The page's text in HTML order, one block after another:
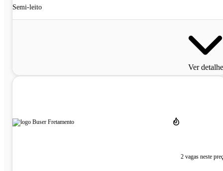
Semi-leito
Ver
2 vagas neste